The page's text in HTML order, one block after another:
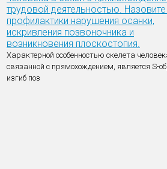
трудовой деятельностью.
профилактики нарушения осанки,
искривления позвоночника и
возникновения плоскостопия.
Характерной особенностью скелета
связанной с прямохождением, является S-
изгиб поз